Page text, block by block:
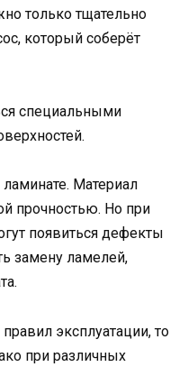
только тщательно
который соберёт
специальными
Материал
прочностью. Но при
появиться дефекты
замену ламелей,
эксплуатации, то
при различных